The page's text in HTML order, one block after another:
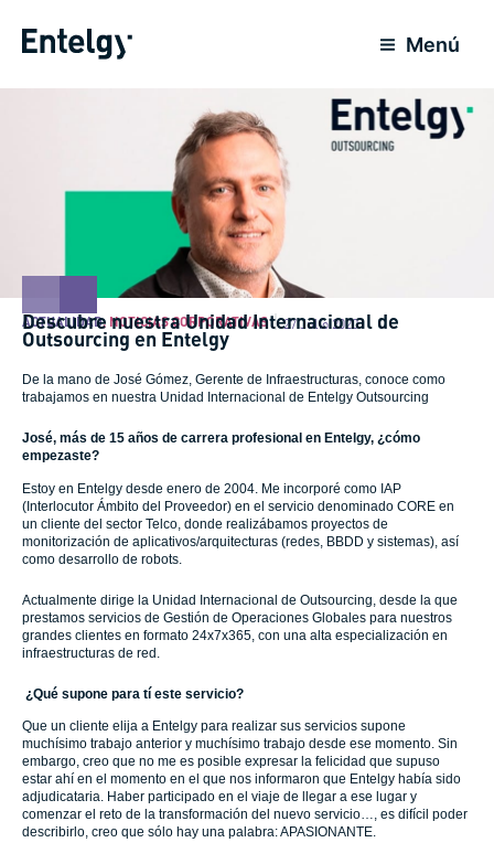
Menú
ACTUALIDAD, NOTICIAS CORPORATIVAS 27 Julio 2020
Descubre nuestra Unidad Internacional de
Outsourcing en Entelgy
De la mano de José Gómez, Gerente de Infraestructuras, conoce como
trabajamos en nuestra Unidad Internacional de Entelgy Outsourcing
José, más de 15 años de carrera profesional en Entelgy, ¿cómo
empezaste?
Estoy en Entelgy desde enero de 2004. Me incorporé como IAP
(Interlocutor Ámbito del Proveedor) en el servicio denominado CORE en
un cliente del sector Telco, donde realizábamos proyectos de
monitorización de aplicativos/arquitecturas (redes, BBDD y sistemas), así
como desarrollo de robots.
Actualmente dirige la Unidad Internacional de Outsourcing, desde la que
prestamos servicios de Gestión de Operaciones Globales para nuestros
grandes clientes en formato 24x7x365, con una alta especialización en
infraestructuras de red.
¿Qué supone para tí este servicio?
Que un cliente elija a Entelgy para realizar sus servicios supone
muchísimo trabajo anterior y muchísimo trabajo desde ese momento. Sin
embargo, creo que no me es posible expresar la felicidad que supuso
estar ahí en el momento en el que nos informaron que Entelgy había sido
adjudicataria. Haber participado en el viaje de llegar a ese lugar y
comenzar el reto de la transformación del nuevo servicio…, es difícil poder
describirlo, creo que sólo hay una palabra: APASIONANTE.